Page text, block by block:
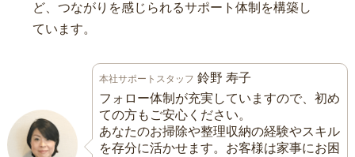
ど、つながりを感じられるサポート体制を構築し
ています。
本社サポートスタッフ 鈴野 寿子
フォロー体制が充実していますので、初め
ての方もご安心ください。
あなたのお掃除や整理収納の経験やスキル
を存分に活かせます。お客様は家事にお困